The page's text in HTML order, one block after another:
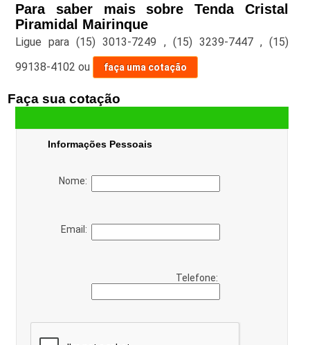
Para saber mais sobre Tenda Cristal
Piramidal Mairinque
Ligue para(15) 3013-7249 , (15) 3239-7447 ,(15)
99138-4102 ou faça uma cotação
Faça sua cotação
Informações Pessoais
Nome:
Email:
Telefone: